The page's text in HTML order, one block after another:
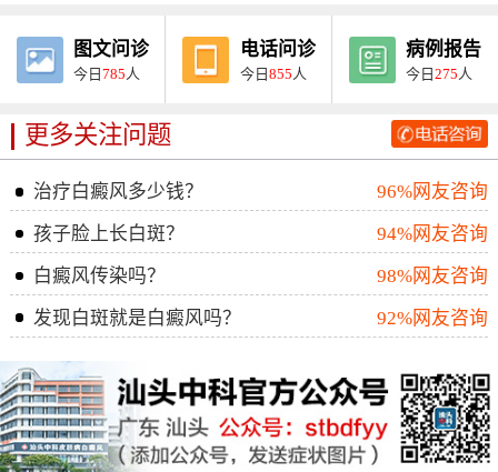
图文问诊
今日785 人
电话问诊
今日855 人
病例报告
今日275 人
更多关注问题
治疗白癜风多少钱？
96%网友咨询
孩子脸上长白斑？
94%网友咨询
白癜风传染吗？
98%网友咨询
发现白斑就是白癜风吗？
92%网友咨询